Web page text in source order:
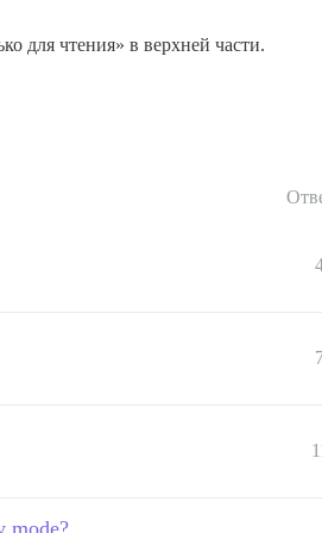
для чтения» в верхней части.
mode?